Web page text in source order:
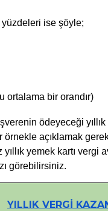
ise şöyle;
ortalama bir orandır)
ödeyeceği
açıklamak
yemek kartı vergi
görebilirsiniz.
YILLIK VERGİ